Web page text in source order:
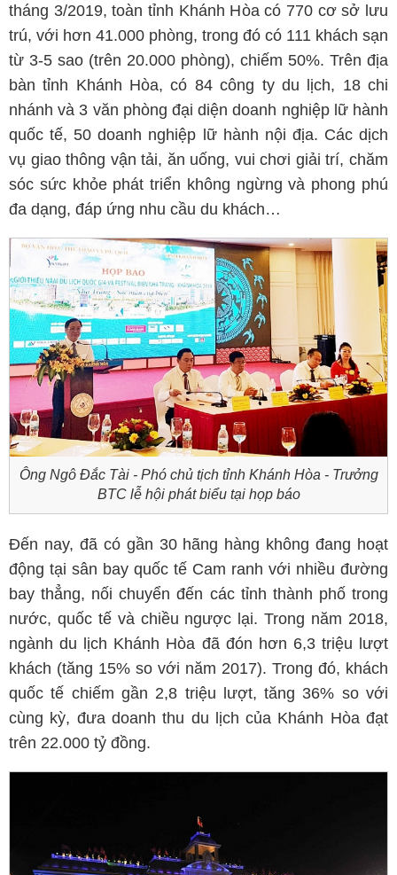
tháng 3/2019, toàn tỉnh Khánh Hòa có 770 cơ sở lưu
trú, với hơn 41.000 phòng, trong đó có 111 khách sạn
từ 3-5 sao (trên 20.000 phòng), chiếm 50%. Trên địa
bàn tỉnh Khánh Hòa, có 84 công ty du lịch, 18 chi
nhánh và 3 văn phòng đại diện doanh nghiệp lữ hành
quốc tế, 50 doanh nghiệp lữ hành nội địa. Các dịch
vụ giao thông vận tải, ăn uống, vui chơi giải trí, chăm
sóc sức khỏe phát triển không ngừng và phong phú
đa dạng, đáp ứng nhu cầu du khách…
Ông Ngô Đắc Tài - Phó chủ tịch tỉnh Khánh Hòa - Trưởng
BTC lễ hội phát biểu tại họp báo
Đến nay, đã có gần 30 hãng hàng không đang hoạt
động tại sân bay quốc tế Cam ranh với nhiều đường
bay thẳng, nối chuyển đến các tỉnh thành phố trong
nước, quốc tế và chiều ngược lại. Trong năm 2018,
ngành du lịch Khánh Hòa đã đón hơn 6,3 triệu lượt
khách (tăng 15% so với năm 2017). Trong đó, khách
quốc tế chiếm gần 2,8 triệu lượt, tăng 36% so với
cùng kỳ, đưa doanh thu du lịch của Khánh Hòa đạt
trên 22.000 tỷ đồng.